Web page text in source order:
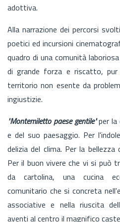
adottiva.
Alla narrazione dei percorsi
poetici ed incursioni
quadro di una comunità
di grande forza e riscatto, pur
territorio non esente da
ingiustizie.
"Montemiletto paese gentile"per la
e del suo paesaggio. Per
delizia del clima. Per la
Per il buon vivere che vi si può
da cartolina, una cucina
comunitario che si concreta
associative e nella riuscita
aventi al centro il magnifico